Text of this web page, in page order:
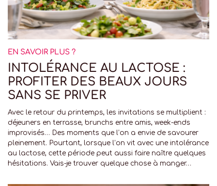
EN SAVOIR PLUS ?
INTOLÉRANCE AU LACTOSE :
PROFITER DES BEAUX JOURS
SANS SE PRIVER
Avec le retour du printemps, les invitations se multiplient :
déjeuners en terrasse, brunchs entre amis, week-ends
improvisés… Des moments que l’on a envie de savourer
pleinement. Pourtant, lorsque l’on vit avec une intolérance
au lactose, cette période peut aussi faire naître quelques
hésitations. Vais-je trouver quelque chose à manger…